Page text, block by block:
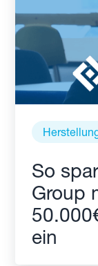
So
Group
ein